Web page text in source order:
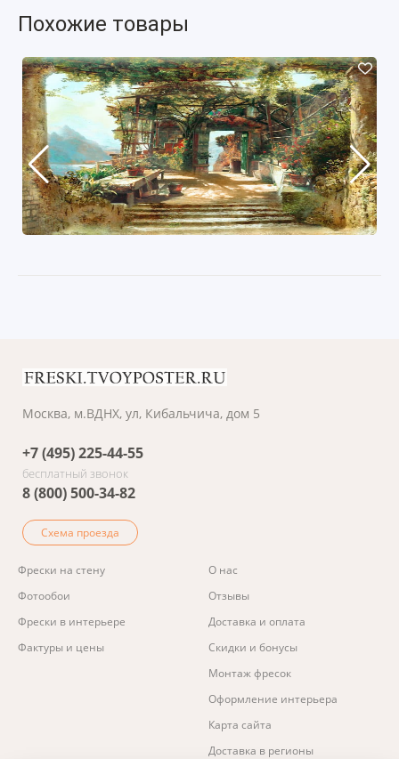
Похожие товары
Москва, м.ВДНХ, ул, Кибальчича, дом 5
+7 (495) 225-44-55
бесплатный звонок
8 (800) 500-34-82
Схема проезда
Фрески на стену
Фотообои
Фрески в интерьере
Фактуры и цены
О нас
Отзывы
Доставка и оплата
Скидки и бонусы
Монтаж фресок
Оформление интерьера
Карта сайта
Доставка в регионы